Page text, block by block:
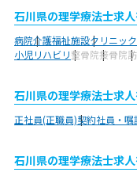
石川県の理学療法士求
病院介護福祉施設クリニック
小児リハビリ整骨院接骨院
石川県の理学療法士求
正社員(正職員)契約社員・嘱
石川県の理学療法士求